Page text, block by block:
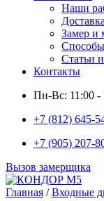
Наши
Доставка
Замер и
Статьи
Контакты
Пн-Вс: 11:00 -
+7 (812) 645-
+7 (905) 207-
Вызов замерщика
Главная /Входные